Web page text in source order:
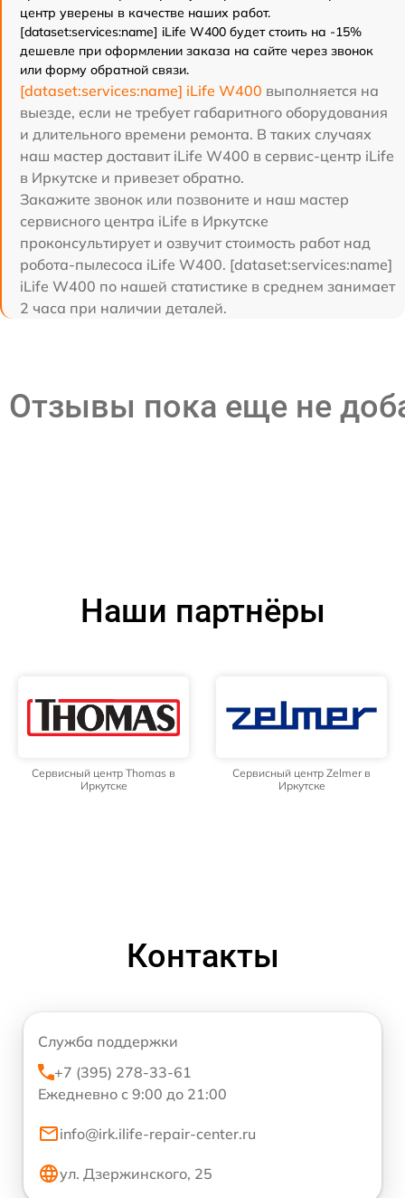
центр уверены в качестве наших работ.
[dataset:services:name] iLife W400 будет стоить на -15%
дешевле при оформлении заказа на сайте через звонок
или форму обратной связи.
[dataset:services:name] iLife W400 выполняется на
выезде, если не требует габаритного оборудования
и длительного времени ремонта. В таких случаях
наш мастер доставит iLife W400 в сервис-центр iLife
в Иркутске и привезет обратно.
Закажите звонок или позвоните и наш мастер
сервисного центра iLife в Иркутске
проконсультирует и озвучит стоимость работ над
робота-пылесоса iLife W400. [dataset:services:name]
iLife W400 по нашей статистике в среднем занимает
2 часа при наличии деталей.
Отзывы пока еще не
Наши партнёры
Сервисный центр Thomas в
Иркутске
Сервисный центр Zelmer в
Иркутске
Контакты
Служба поддержки
+7 (395) 278-33-61
Ежедневно с 9:00 до 21:00
info@irk.ilife-repair-center.ru
ул. Дзержинского, 25